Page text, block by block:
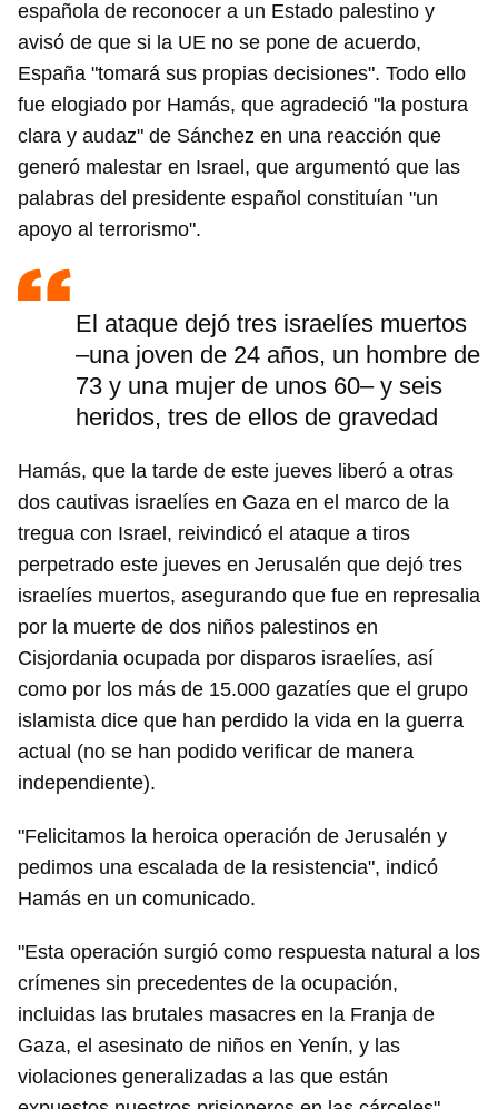
española de reconocer a un Estado palestino y
avisó de que si la UE no se pone de acuerdo,
España "tomará sus propias decisiones". Todo ello
fue elogiado por Hamás, que agradeció "la postura
clara y audaz" de Sánchez en una reacción que
generó malestar en Israel, que argumentó que las
palabras del presidente español constituían "un
apoyo al terrorismo".
El ataque dejó tres israelíes muertos
–una joven de 24 años, un hombre de
73 y una mujer de unos 60– y seis
heridos, tres de ellos de gravedad
Hamás, que la tarde de este jueves liberó a otras
dos cautivas israelíes en Gaza en el marco de la
tregua con Israel, reivindicó el ataque a tiros
perpetrado este jueves en Jerusalén que dejó tres
israelíes muertos, asegurando que fue en represalia
por la muerte de dos niños palestinos en
Cisjordania ocupada por disparos israelíes, así
como por los más de 15.000 gazatíes que el grupo
islamista dice que han perdido la vida en la guerra
actual (no se han podido verificar de manera
independiente).
"Felicitamos la heroica operación de Jerusalén y
pedimos una escalada de la resistencia", indicó
Hamás en un comunicado.
"Esta operación surgió como respuesta natural a los
crímenes sin precedentes de la ocupación,
incluidas las brutales masacres en la Franja de
Gaza, el asesinato de niños en Yenín, y las
violaciones generalizadas a las que están